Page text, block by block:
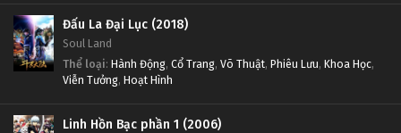
Đấu La Đại Lục (2018)
Soul Land
Thể loại: Hành Động, Cổ Trang, Võ Thuật, Phiêu Lưu, Khoa Học,
Viễn Tưởng, Hoạt Hình
Linh Hồn Bạc phần 1 (2006)